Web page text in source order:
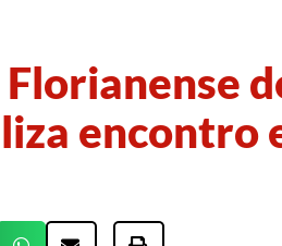
encontro